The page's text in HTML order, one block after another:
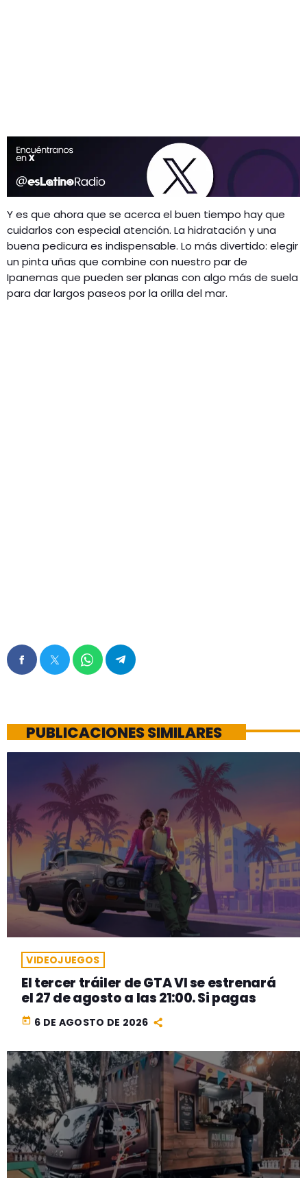
Y es que ahora que se acerca el buen tiempo hay que
cuidarlos con especial atención. La hidratación y una
buena pedicura es indispensable. Lo más divertido: elegir
un pinta uñas que combine con nuestro par de
Ipanemas que pueden ser planas con algo más de suela
para dar largos paseos por la orilla del mar.
PUBLICACIONES SIMILARES
VIDEOJUEGOS
El tercer tráiler de GTA VI se estrenará
el 27 de agosto a las 21:00. Si pagas
today 6 DE AGOSTO DE 2026